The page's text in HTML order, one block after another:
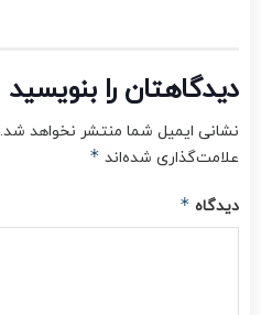
دیدگاهتان را بنویسید
نشانی ایمیل شما منتشر نخواهد شد.
علامت‌گذاری شده‌اند *
دیدگاه *